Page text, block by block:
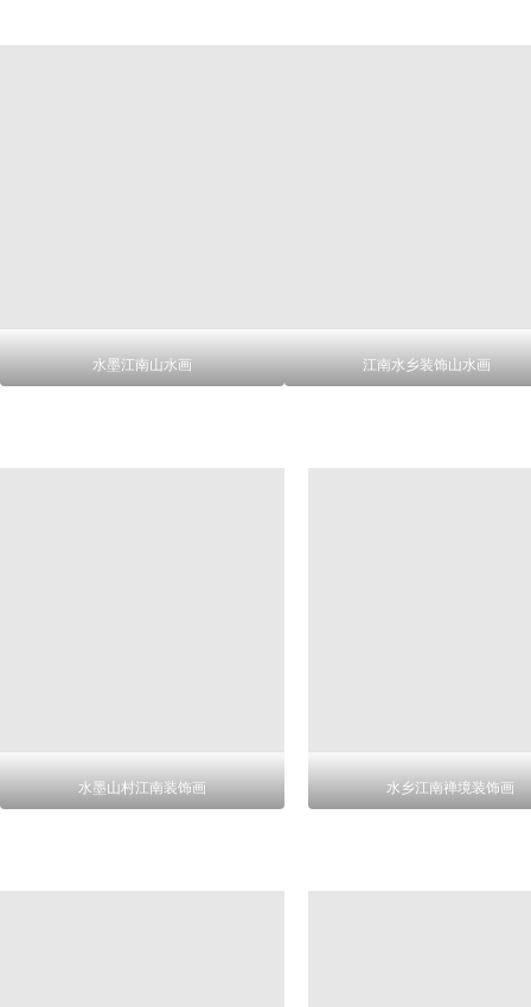
水墨江南山水画 江南水乡装饰山水画
水墨山村江南装饰画 水乡江南禅境装饰画